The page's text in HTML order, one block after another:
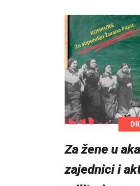
Za žene u
zajednici i